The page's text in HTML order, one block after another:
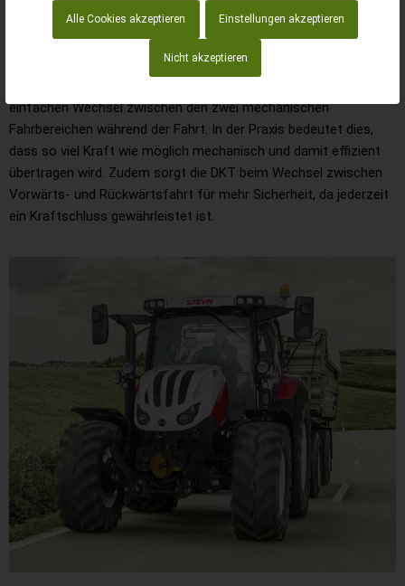
Alle Cookies akzeptieren Einstellungen akzeptieren
Nicht akzeptieren
die serienmäßige aktive Stillstandsregelung machen die Arbeit
einfachen Wechsel zwischen den zwei mechanischen
Fahrbereichen während der Fahrt. In der Praxis bedeutet dies,
dass so viel Kraft wie möglich mechanisch und damit effizient
übertragen wird. Zudem sorgt die DKT beim Wechsel zwischen
Vorwärts- und Rückwärtsfahrt für mehr Sicherheit, da jederzeit
ein Kraftschluss gewährleistet ist.